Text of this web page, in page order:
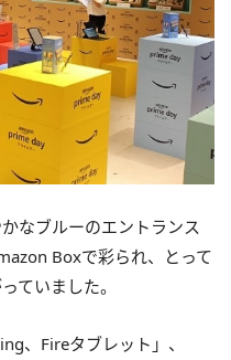
なブルーのエントランス
Boxで彩られ、とって
ていました。
、Fireタブレット」、